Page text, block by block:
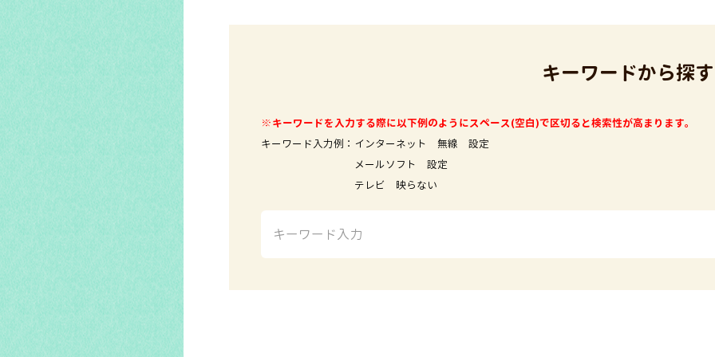
キーワードから探す
※キーワードを入力する際に以下例のようにスペース(空白)で区切ると検索性が高まります。
キーワード入力例：インターネット 無線 設定
メールソフト 設定
テレビ 映らない